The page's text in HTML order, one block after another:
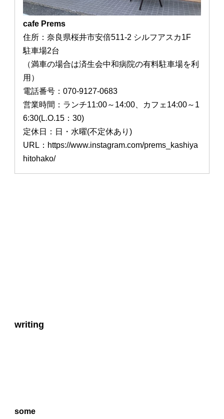
cafe Prems
住所：奈良県桜井市安倍511-2 シルフアスカ1F
駐車場2台
（満車の場合は済生会中和病院の有料駐車場を利
用）
電話番号：070-9127-0683
営業時間：ランチ11:00～14:00、カフェ14:00～1
6:30(L.O.15：30)
定休日：日・水曜(不定休あり)
URL：https://www.instagram.com/prems_kashiya
hitohako/
writing
some